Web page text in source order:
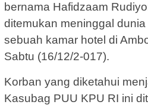
bernama Hafidzaam
ditemukan meninggal dunia
sebuah kamar hotel di
Sabtu (16/12/2-017).
Korban yang diketahui
Kasubag PUU KPU RI ini